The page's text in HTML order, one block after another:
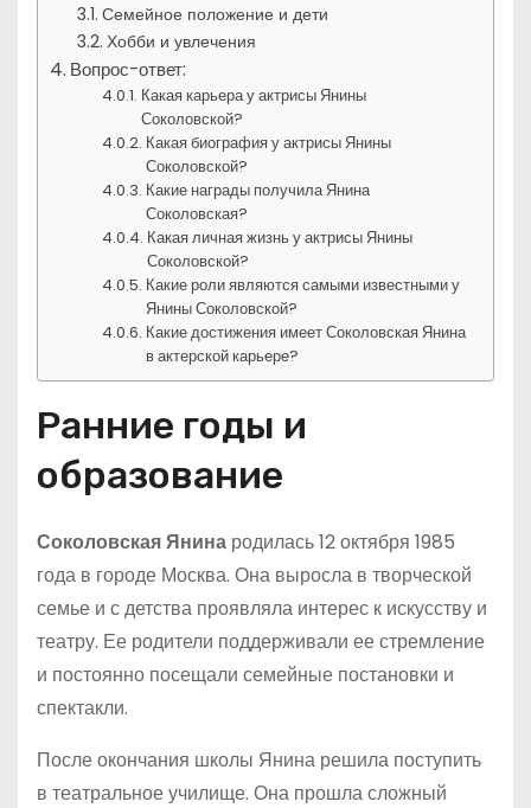
Семейное положение и дети
Хобби и увлечения
Вопрос-ответ:
Какая карьера у актрисы Янины
Соколовской?
Какая биография у актрисы Янины
Соколовской?
Какие награды получила Янина
Соколовская?
Какая личная жизнь у актрисы Янины
Соколовской?
Какие роли являются самыми известными у
Янины Соколовской?
Какие достижения имеет Соколовская Янина
в актерской карьере?
Ранние годы и
образование
Соколовская Янина родилась 12 октября 1985
года в городе Москва. Она выросла в творческой
семье и с детства проявляла интерес к искусству и
театру. Ее родители поддерживали ее стремление
и постоянно посещали семейные постановки и
спектакли.
После окончания школы Янина решила поступить
в театральное училище. Она прошла сложный